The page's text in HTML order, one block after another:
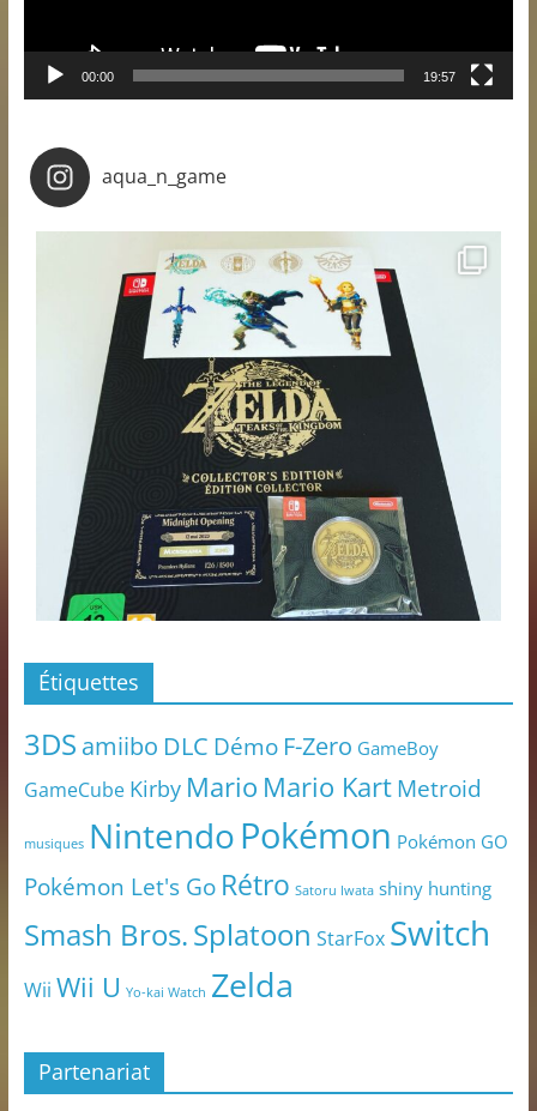
00:00 19:57
aqua_n_game
Étiquettes
3DS amiibo DLC Démo F-Zero GameBoy
GameCube Kirby Mario Mario KartMetroid
musiques NintendoPokémon Pokémon GO
Pokémon Let's Go Rétro Satoru Iwata shiny hunting
Smash Bros.Splatoon StarFox Switch
Wii Wii U Yo-kai Watch Zelda
Partenariat